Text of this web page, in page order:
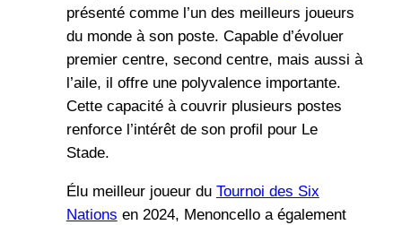
présenté comme l’un des meilleurs joueurs
du monde à son poste. Capable d’évoluer
premier centre, second centre, mais aussi à
l’aile, il offre une polyvalence importante.
Cette capacité à couvrir plusieurs postes
renforce l’intérêt de son profil pour Le
Stade.
Élu meilleur joueur du Tournoi des Six
Nations en 2024, Menoncello a également